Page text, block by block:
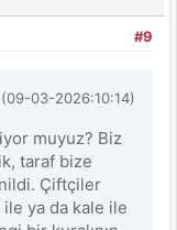
#9
(09-03-2026:10:14)
muyuz? Biz
taraf bize
Çiftçiler
ile ya da kale ile